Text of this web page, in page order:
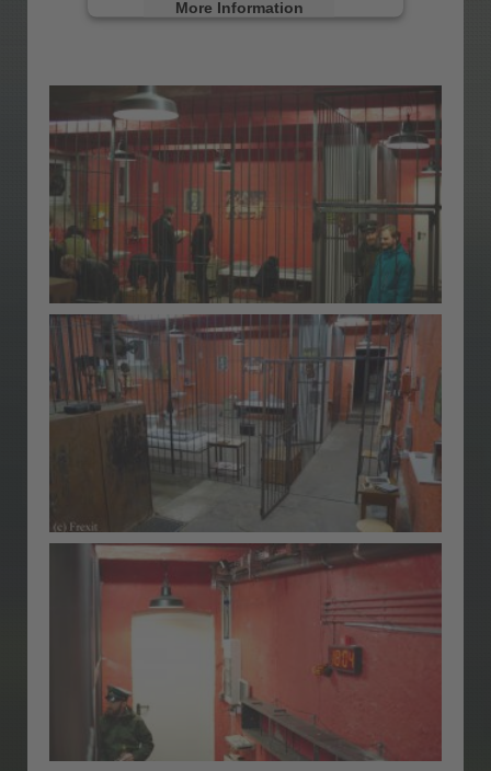
More Information
powered by
Usercentrics Consent
Management Platform